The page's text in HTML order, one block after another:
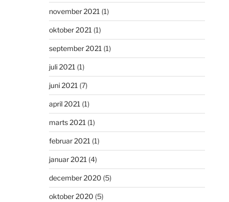
november 2021 (1)
oktober 2021 (1)
september 2021 (1)
juli 2021 (1)
juni 2021 (7)
april 2021 (1)
marts 2021 (1)
februar 2021 (1)
januar 2021 (4)
december 2020 (5)
oktober 2020 (5)